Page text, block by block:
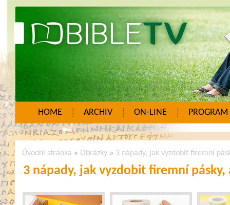
HOME ARCHIV ON-LINE PROGRAM
Úvodní stránka » Obrázky » 3 nápady, jak vyzdobit firemní
3 nápady, jak vyzdobit firemní pásky,